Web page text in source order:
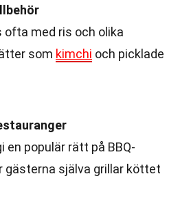
ofta med ris och olika
som kimchi och picklade
en populär rätt på BBQ-
gästerna själva grillar köttet